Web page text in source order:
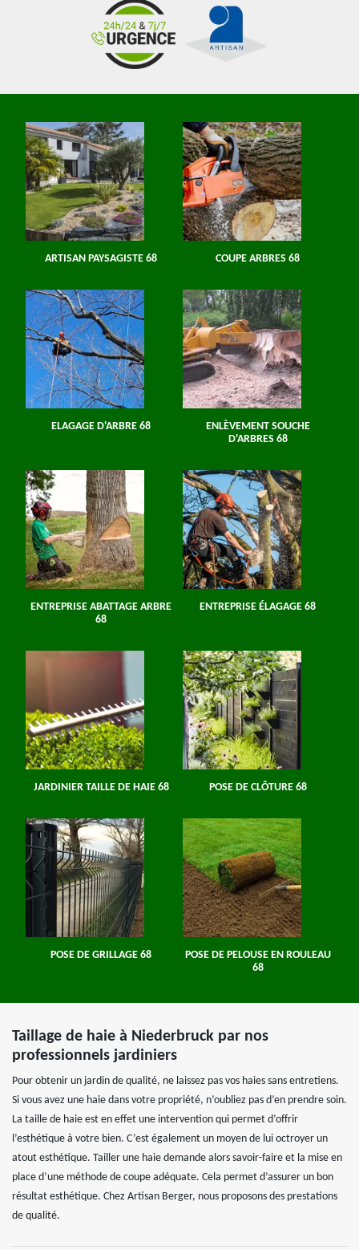
ARTISAN PAYSAGISTE 68 COUPE ARBRES 68
ELAGAGE D'ARBRE 68
ENLÈVEMENT SOUCHE
D'ARBRES 68
ENTREPRISE ABATTAGE ARBRE
68
ENTREPRISE ÉLAGAGE 68
JARDINIER TAILLE DE HAIE 68 POSE DE CLÔTURE 68
POSE DE GRILLAGE 68
POSE DE PELOUSE EN ROULEAU
68
Taillage de haie à Niederbruck par nos
professionnels jardiniers
Pour obtenir un jardin de qualité, ne laissez pas vos haies sans entretiens.
Si vous avez une haie dans votre propriété, n’oubliez pas d’en prendre soin.
La taille de haie est en effet une intervention qui permet d’offrir
l’esthétique à votre bien. C’est également un moyen de lui octroyer un
atout esthétique. Tailler une haie demande alors savoir-faire et la mise en
place d’une méthode de coupe adéquate. Cela permet d’assurer un bon
résultat esthétique. Chez Artisan Berger, nous proposons des prestations
de qualité.